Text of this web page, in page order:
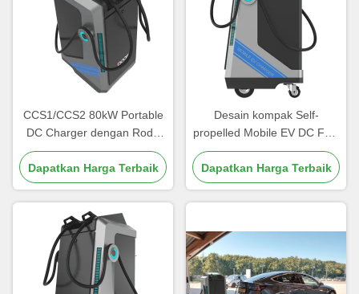
CCS1/CCS2 80kW Portable
DC Charger dengan Roda
OCPP Kompatibel Outdoor
Workshop Siap 250A DC
Input
Dapatkan Harga Terbaik
Desain kompak Self-
propelled Mobile EV DC Fast
Charger 3 Phase AC Input
40kWh Baterai OCPP1.6
250A DC Input
Dapatkan Harga Terbaik